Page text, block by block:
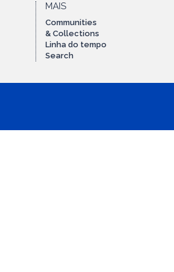
MAIS
Communities
& Collections
Linha do tempo
Search